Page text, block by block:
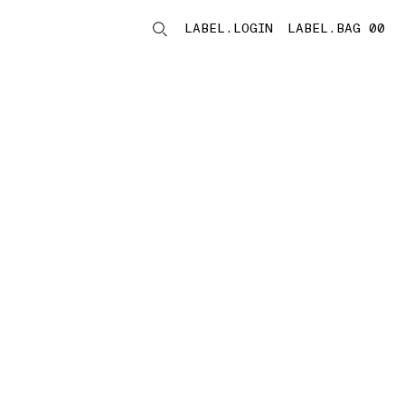
LABEL.LOGIN LABEL.BAG 00
LABEL.ITEMS